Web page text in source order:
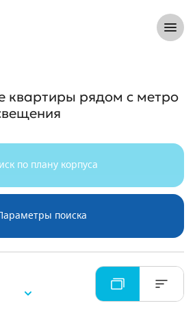
№1
квартиры рядом с
квартиры рядом с метро
по плану корпуса
Параметры поиска